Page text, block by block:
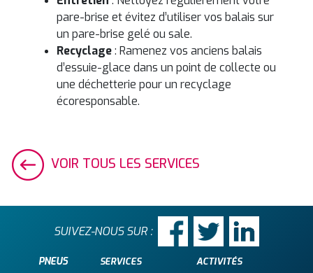
VOIR TOUS LES SERVICES
pare-brise et évitez d’utiliser vos balais sur
un pare-brise gelé ou sale.
Recyclage: Ramenez vos anciens balais
d’essuie-glace dans un point de collecte ou
une déchetterie pour un recyclage
écoresponsable.
PNEUS
SERVICES
ACTIVITÉS
SUIVEZ-NOUS SUR :